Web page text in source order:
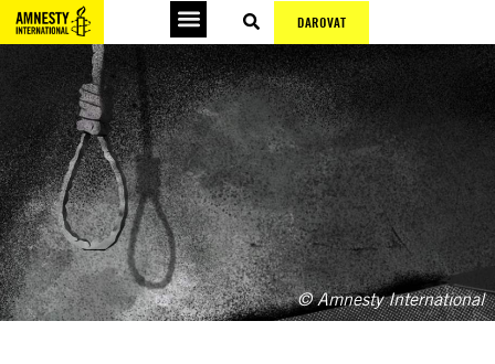
DAROVAT
© Amnesty International